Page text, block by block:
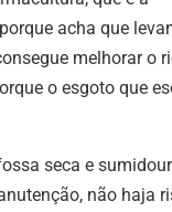
acha que
melhorar o
o esgoto que
seca e
não haja